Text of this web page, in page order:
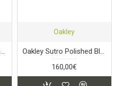
Oakley Sutro Lite Sweep Matte Celeste Prizm Road Jade
Oakley
Oakley Sutro Polished Black PRIZM Sapphire
160,00€